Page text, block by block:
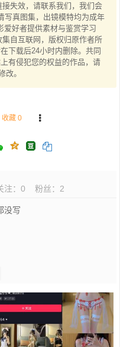
失效，请联系我们，我们会
写真图集，出镜模特均为成年
爱好者提供素材与鉴赏学习
自互联网，版权归原作者所
下载后24小时内删除。共同
有侵犯您的权益的作品，请
改。
收藏 0
注： 0 粉丝： 2
没写